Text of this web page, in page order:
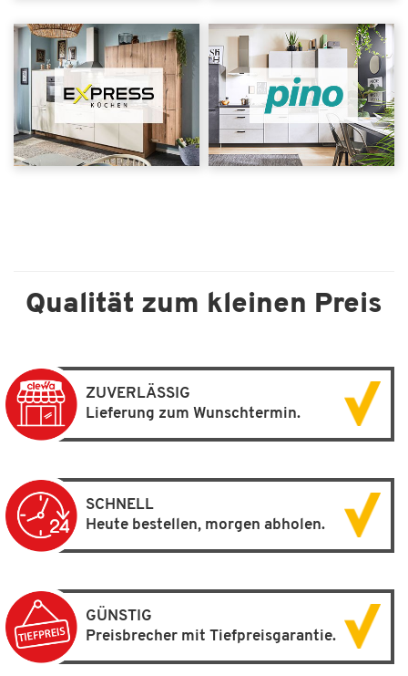
Qualität zum kleinen Preis
ZUVERLÄSSIG
Lieferung zum Wunschtermin.
SCHNELL
Heute bestellen, morgen abholen.
GÜNSTIG
Preisbrecher mit Tiefpreisgarantie.